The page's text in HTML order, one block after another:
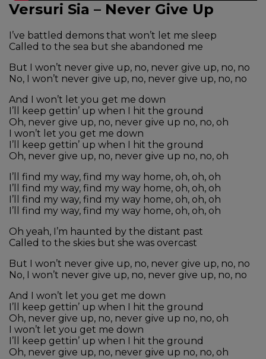
Versuri Sia – Never Give Up
I’ve battled demons that won’t let me sleep
Called to the sea but she abandoned me
But I won’t never give up, no, never give up, no, no
No, I won’t never give up, no, never give up, no, no
And I won’t let you get me down
I’ll keep gettin’ up when I hit the ground
Oh, never give up, no, never give up no, no, oh
I won’t let you get me down
I’ll keep gettin’ up when I hit the ground
Oh, never give up, no, never give up no, no, oh
I’ll find my way, find my way home, oh, oh, oh
I’ll find my way, find my way home, oh, oh, oh
I’ll find my way, find my way home, oh, oh, oh
I’ll find my way, find my way home, oh, oh, oh
Oh yeah, I’m haunted by the distant past
Called to the skies but she was overcast
But I won’t never give up, no, never give up, no, no
No, I won’t never give up, no, never give up, no, no
And I won’t let you get me down
I’ll keep gettin’ up when I hit the ground
Oh, never give up, no, never give up no, no, oh
I won’t let you get me down
I’ll keep gettin’ up when I hit the ground
Oh, never give up, no, never give up no, no, oh